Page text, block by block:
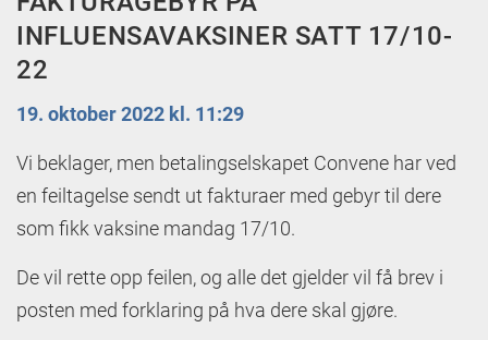
INFLUENSAVAKSINER SATT 17/10-
22
19. oktober 2022 kl. 11:29
Vi beklager, men betalingselskapet Convene har ved
en feiltagelse sendt ut fakturaer med gebyr til dere
som fikk vaksine mandag 17/10.
De vil rette opp feilen, og alle det gjelder vil få brev i
posten med forklaring på hva dere skal gjøre.